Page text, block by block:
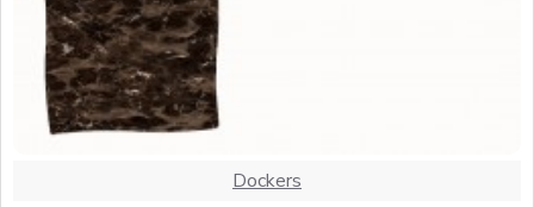
Dockers